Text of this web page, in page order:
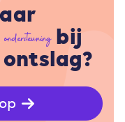
ondersteuning bij